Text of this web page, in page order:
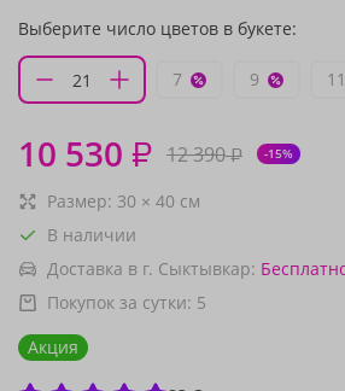
Выберите число цветов в букете:
7 9 11
10 530 ₽ 12 390₽ -15%
Размер: 30 × 40 см
В наличии
Доставка в г. Сыктывкар:
Покупок за сутки: 5
Акция